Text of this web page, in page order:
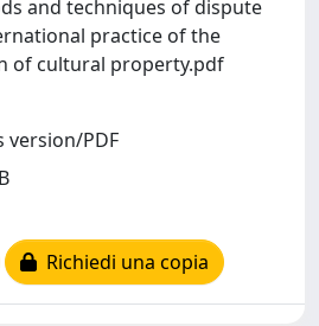
and techniques of dispute
practice of the
of cultural property.pdf
version/PDF
Richiedi una copia